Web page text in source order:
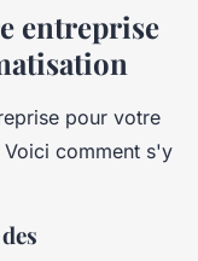
entreprise
pour votre
comment s'y
des